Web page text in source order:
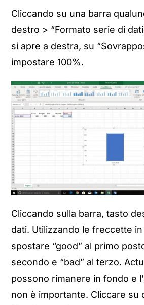
Cliccando su una barra
destro > “Formato serie di
si apre a destra, su
impostare 100%.
Cliccando sulla barra, tasto
dati. Utilizzando le freccette
spostare “good” al primo
secondo e “bad” al terzo.
possono rimanere in fondo e
non è importante. Cliccare su